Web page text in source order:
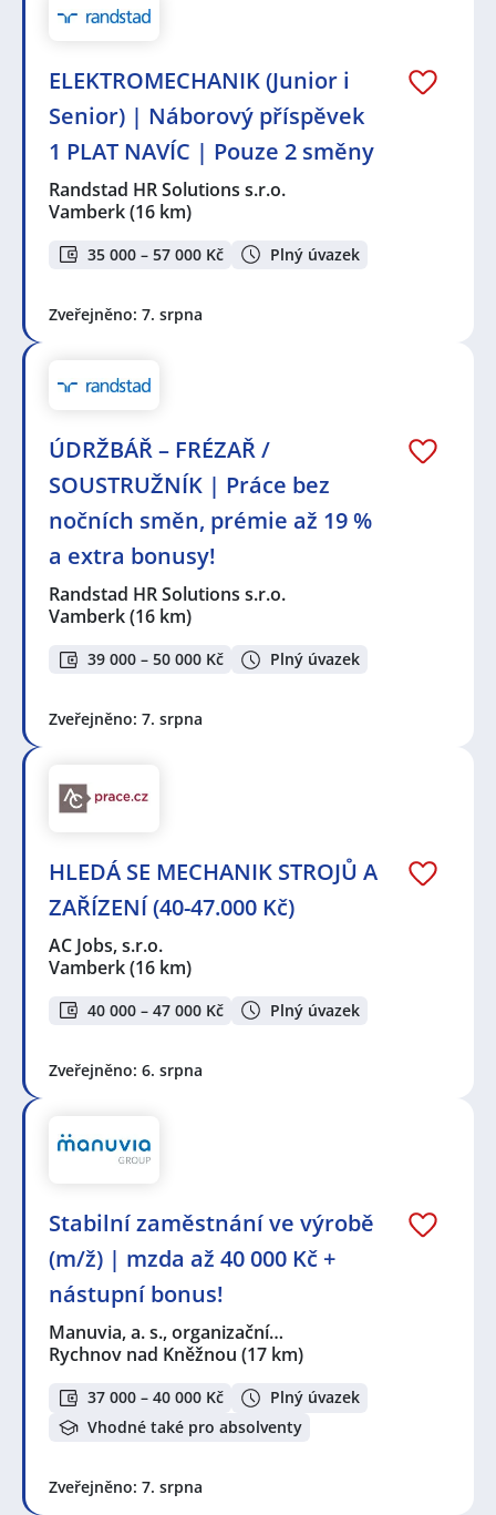
ELEKTROMECHANIK (Junior i
Senior) | Náborový příspěvek
1 PLAT NAVÍC | Pouze 2 směny
Randstad HR Solutions s.r.o.
Vamberk(16 km)
35 000 – 57 000 Kč Plný úvazek
Zveřejněno: 7. srpna
ÚDRŽBÁŘ – FRÉZAŘ /
SOUSTRUŽNÍK | Práce bez
nočních směn, prémie až 19 %
a extra bonusy!
Randstad HR Solutions s.r.o.
Vamberk(16 km)
39 000 – 50 000 Kč Plný úvazek
Zveřejněno: 7. srpna
HLEDÁ SE MECHANIK STROJŮ A
ZAŘÍZENÍ (40-47.000 Kč)
AC Jobs, s.r.o.
Vamberk(16 km)
40 000 – 47 000 Kč Plný úvazek
Zveřejněno: 6. srpna
Stabilní zaměstnání ve výrobě
(m/ž) | mzda až 40 000 Kč +
nástupní bonus!
Manuvia, a. s., organizační…
Rychnov nad Kněžnou (17 km)
37 000 – 40 000 Kč
Plný úvazek
Vhodné také pro absolventy
Zveřejněno: 7. srpna